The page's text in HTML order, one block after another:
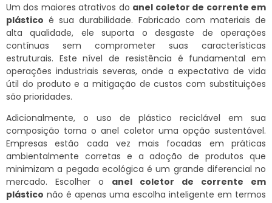
Um dos maiores atrativos do anel coletor de corrente em
plástico é sua durabilidade. Fabricado com materiais de
alta qualidade, ele suporta o desgaste de operações
contínuas sem comprometer suas características
estruturais. Este nível de resistência é fundamental em
operações industriais severas, onde a expectativa de vida
útil do produto e a mitigação de custos com substituições
são prioridades.
Adicionalmente, o uso de plástico reciclável em sua
composição torna o anel coletor uma opção sustentável.
Empresas estão cada vez mais focadas em práticas
ambientalmente corretas e a adoção de produtos que
minimizam a pegada ecológica é um grande diferencial no
mercado. Escolher o anel coletor de corrente em
plástico não é apenas uma escolha inteligente em termos